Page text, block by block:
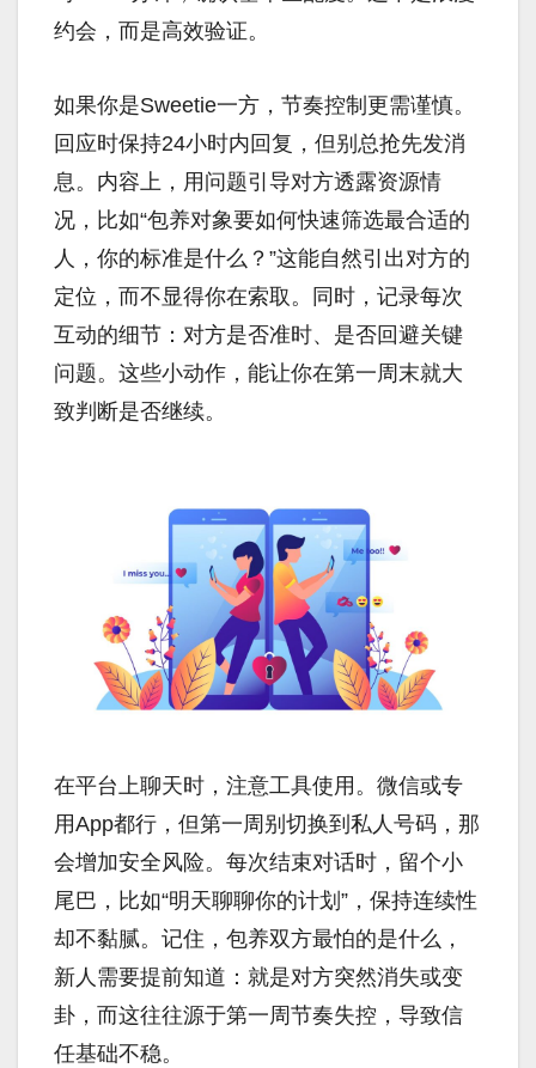
约会，而是高效验证。
如果你是Sweetie一方，节奏控制更需谨慎。
回应时保持24小时内回复，但别总抢先发消
息。内容上，用问题引导对方透露资源情
况，比如“包养对象要如何快速筛选最合适的
人，你的标准是什么？”这能自然引出对方的
定位，而不显得你在索取。同时，记录每次
互动的细节：对方是否准时、是否回避关键
问题。这些小动作，能让你在第一周末就大
致判断是否继续。
在平台上聊天时，注意工具使用。微信或专
用App都行，但第一周别切换到私人号码，那
会增加安全风险。每次结束对话时，留个小
尾巴，比如“明天聊聊你的计划”，保持连续性
却不黏腻。记住，包养双方最怕的是什么，
新人需要提前知道：就是对方突然消失或变
卦，而这往往源于第一周节奏失控，导致信
任基础不稳。